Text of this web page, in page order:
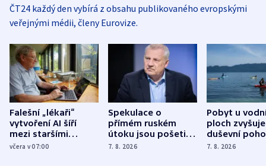
ČT24 každý den vybírá z obsahu publikovaného evropskými
veřejnými médii, členy Eurovize.
Falešní „lékaři“
vytvoření AI šíří
mezi staršími
Poláky nebezpečné
včera v 07:00
Spekulace o
přímém ruském
útoku jsou pošetilé,
míní estonský
7. 8. 2026
Pobyt u
ploch zvyšuje
duševní
ukázala
7. 8. 2026